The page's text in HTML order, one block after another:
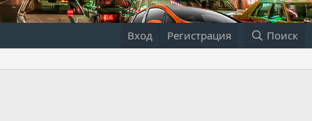
Вход Регистрация Поиск